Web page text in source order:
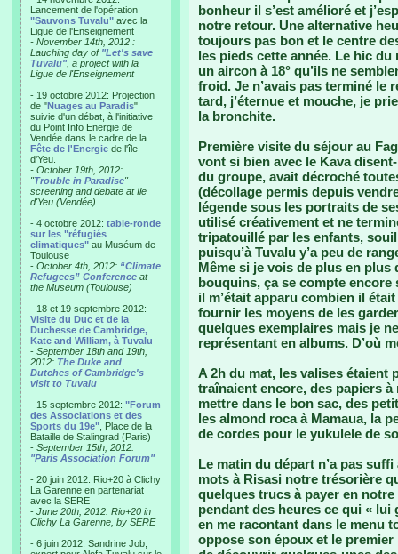
Lancement de l'opération
"Sauvons Tuvalu" avec la
Ligue de l'Enseignement
- November 14th, 2012 :
Lauching day of "Let's save
Tuvalu", a project with la
Ligue de l'Enseignement
- 19 octobre 2012: Projection
de "Nuages au Paradis"
suivie d'un débat, à l'initiative
du Point Info Energie de
Vendée dans le cadre de la
Fête de l'Energie de l'île
d'Yeu.
- October 19th, 2012:
"Trouble in Paradise"
screening and debate at Ile
d'Yeu (Vendée)
- 4 octobre 2012: table-ronde
sur les "réfugiés
climatiques" au Muséum de
Toulouse
- October 4th, 2012: “Climate
Refugees” Conference at
the Museum (Toulouse)
- 18 et 19 septembre 2012:
Visite du Duc et de la
Duchesse de Cambridge,
Kate and William, à Tuvalu
- September 18th and 19th,
2012: The Duke and
Dutches of Cambridge's
visit to Tuvalu
- 15 septembre 2012: "Forum
des Associations et des
Sports du 19e" , Place de la
Bataille de Stalingrad (Paris)
- September 15th, 2012:
"Paris Association Forum"
- 20 juin 2012: Rio+20 à Clichy
La Garenne en partenariat
avec la SERE
- June 20th, 2012: Rio+20 in
Clichy La Garenne, by SERE
- 6 juin 2012: Sandrine Job,
bonheur il s’est amélioré et
notre retour. Une alternative
toujours pas bon et le centre
les pieds cette année. Le hic du
un aircon à 18° qu’ils ne
froid. Je n’avais pas terminé le
tard, j’éternue et mouche, je
la bronchite.
Première visite du séjour au
vont si bien avec le Kava
du groupe, avait décroché
(décollage permis depuis
légende sous les portraits de
utilisé créativement et ne
tripatouillé par les enfants,
puisqu’à Tuvalu y’a peu de
Même si je vois de plus en plus
bouquins, ça se compte encore
il m’était apparu combien il
fournir les moyens de les
quelques exemplaires mais je
représentant en albums. D’où
A 2h du mat, les valises étaient
traînaient encore, des papiers
mettre dans le bon sac, des
les almond roca à Mamaua, la
de cordes pour le yukulele de
Le matin du départ n’a pas
mots à Risasi notre trésorière
quelques trucs à payer en
pendant des heures ce qui « lui
en me racontant dans le menu
oppose son époux et le premier